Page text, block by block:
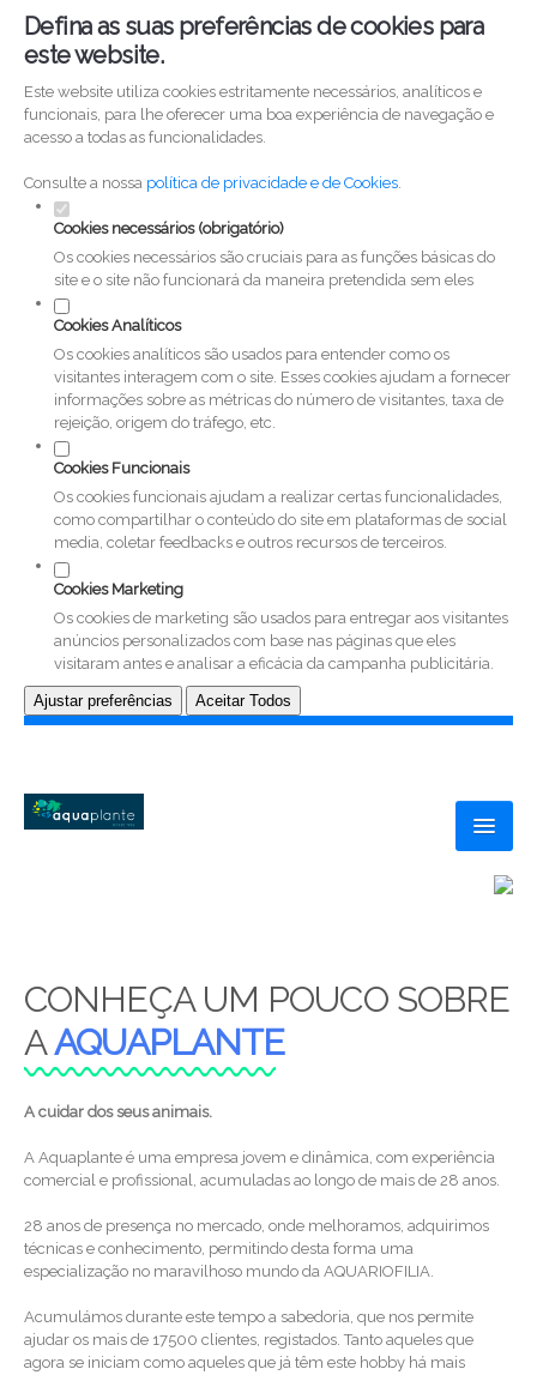
Defina as suas preferências de cookies para
este website.
Este website utiliza cookies estritamente necessários, analíticos e
funcionais, para lhe oferecer uma boa experiência de navegação e
acesso a todas as funcionalidades.
Consulte a nossa política de privacidade e de Cookies.
Cookies necessários (obrigatório)
Os cookies necessários são cruciais para as funções básicas do
site e o site não funcionará da maneira pretendida sem eles
Cookies Analíticos
Os cookies analíticos são usados para entender como os
visitantes interagem com o site. Esses cookies ajudam a fornecer
informações sobre as métricas do número de visitantes, taxa de
rejeição, origem do tráfego, etc.
Cookies Funcionais
Os cookies funcionais ajudam a realizar certas funcionalidades,
como compartilhar o conteúdo do site em plataformas de social
media, coletar feedbacks e outros recursos de terceiros.
Cookies Marketing
Os cookies de marketing são usados para entregar aos visitantes
anúncios personalizados com base nas páginas que eles
visitaram antes e analisar a eficácia da campanha publicitária.
Ajustar preferências Aceitar Todos
NOVIDADES
CONTACTOS
CONHEÇA UM POUCO SOBRE
AAQUAPLANTE
A cuidar dos seus animais.
A Aquaplante é uma empresa jovem e dinâmica, com experiência
comercial e profissional, acumuladas ao longo de mais de 28 anos.
28 anos de presença no mercado, onde melhoramos, adquirimos
técnicas e conhecimento, permitindo desta forma uma
especialização no maravilhoso mundo da AQUARIOFILIA.
Acumulámos durante este tempo a sabedoria, que nos permite
ajudar os mais de 17500 clientes, registados. Tanto aqueles que
agora se iniciam como aqueles que já têm este hobby há mais